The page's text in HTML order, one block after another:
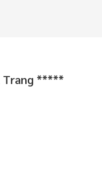
Trang *****